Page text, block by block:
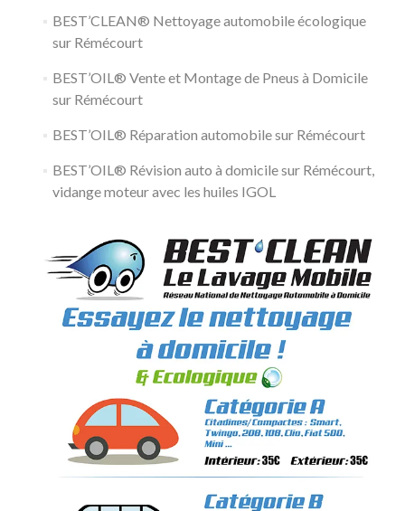
BEST’CLEAN® Nettoyage automobile écologique
sur Rémécourt
BEST’OIL® Vente et Montage de Pneus à Domicile
sur Rémécourt
BEST’OIL® Réparation automobile sur Rémécourt
BEST’OIL® Révision auto à domicile sur Rémécourt,
vidange moteur avec les huiles IGOL